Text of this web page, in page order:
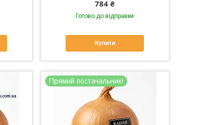
784 ₴
Готово до відправки
Купити
Прямий постачальник!